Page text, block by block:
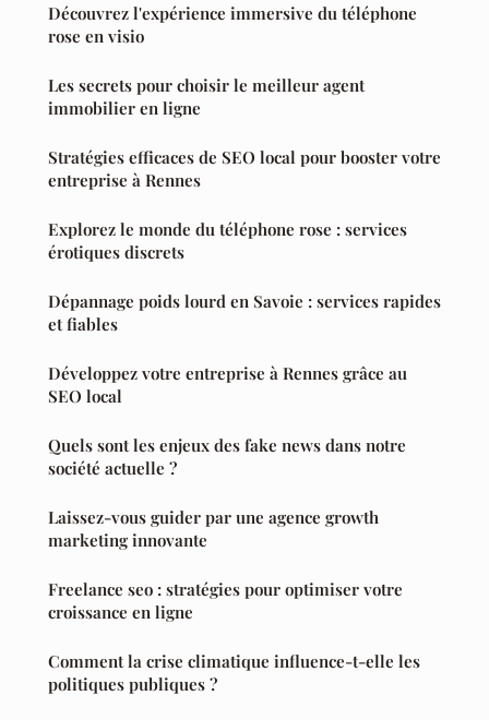
Découvrez l'expérience immersive du téléphone
rose en visio
Les secrets pour choisir le meilleur agent
immobilier en ligne
Stratégies efficaces de SEO local pour booster votre
entreprise à Rennes
Explorez le monde du téléphone rose : services
érotiques discrets
Dépannage poids lourd en Savoie : services rapides
et fiables
Développez votre entreprise à Rennes grâce au
SEO local
Quels sont les enjeux des fake news dans notre
société actuelle ?
Laissez-vous guider par une agence growth
marketing innovante
Freelance seo : stratégies pour optimiser votre
croissance en ligne
Comment la crise climatique influence-t-elle les
politiques publiques ?